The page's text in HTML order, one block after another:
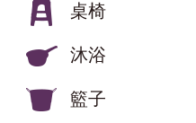
桌椅
沐浴
籃子